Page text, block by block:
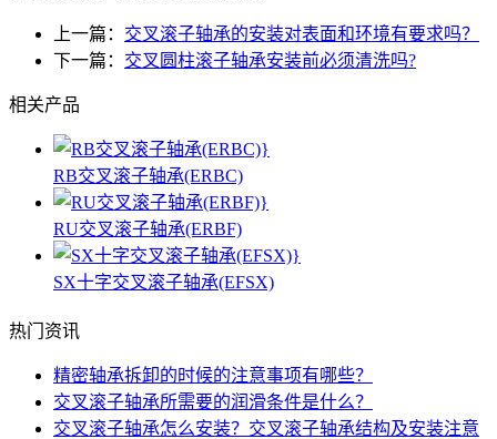
上一篇： 交叉滚子轴承的安装对表面和环境有要求吗？
下一篇： 交叉圆柱滚子轴承安装前必须清洗吗?
相关产品
RB交叉滚子轴承(ERBC)
RU交叉滚子轴承(ERBF)
SX十字交叉滚子轴承(EFSX)
热门资讯
精密轴承拆卸的时候的注意事项有哪些？
交叉滚子轴承所需要的润滑条件是什么？
交叉滚子轴承怎么安装？交叉滚子轴承结构及安装注意